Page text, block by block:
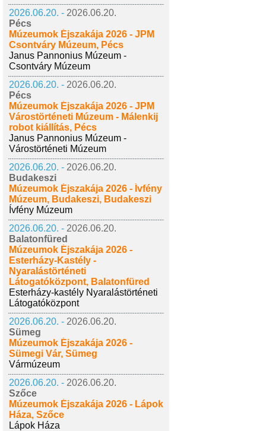
2026.06.20. - 2026.06.20.
Pécs
Múzeumok Éjszakája 2026 - JPM
Csontváry Múzeum, Pécs
Janus Pannonius Múzeum -
Csontváry Múzeum
2026.06.20. - 2026.06.20.
Pécs
Múzeumok Éjszakája 2026 - JPM
Várostörténeti Múzeum - Málenkij
robot kiállítás, Pécs
Janus Pannonius Múzeum -
Várostörténeti Múzeum
2026.06.20. - 2026.06.20.
Budakeszi
Múzeumok Éjszakája 2026 - Ívfény
Múzeum, Budakeszi, Budakeszi
Ívfény Múzeum
2026.06.20. - 2026.06.20.
Balatonfüred
Múzeumok Éjszakája 2026 -
Esterházy-Kastély -
Nyaralástörténeti
Látogatóközpont, Balatonfüred
Esterházy-kastély Nyaralástörténeti
Látogatóközpont
2026.06.20. - 2026.06.20.
Sümeg
Múzeumok Éjszakája 2026 -
Sümegi Vár, Sümeg
Vármúzeum
2026.06.20. - 2026.06.20.
Szőce
Múzeumok Éjszakája 2026 - Lápok
Háza, Szőce
Lápok Háza